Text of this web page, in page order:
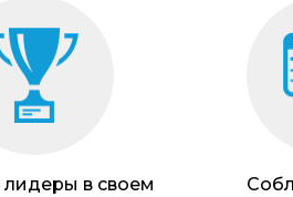
в своем